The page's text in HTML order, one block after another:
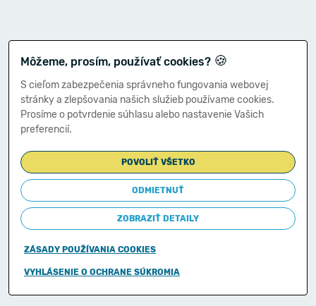
Môžeme, prosím, používať cookies? 🍪
S cieľom zabezpečenia správneho fungovania webovej
stránky a zlepšovania našich služieb používame cookies.
Prosíme o potvrdenie súhlasu alebo nastavenie Vašich
preferencií.
POVOLIŤ VŠETKO
ODMIETNUŤ
ZOBRAZIŤ DETAILY
ZÁSADY POUŽÍVANIA COOKIES
VYHLÁSENIE O OCHRANE SÚKROMIA
Copyright © 2011-2026